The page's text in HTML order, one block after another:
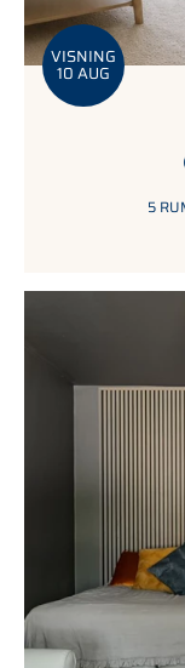
5
VISNING
10 AUG